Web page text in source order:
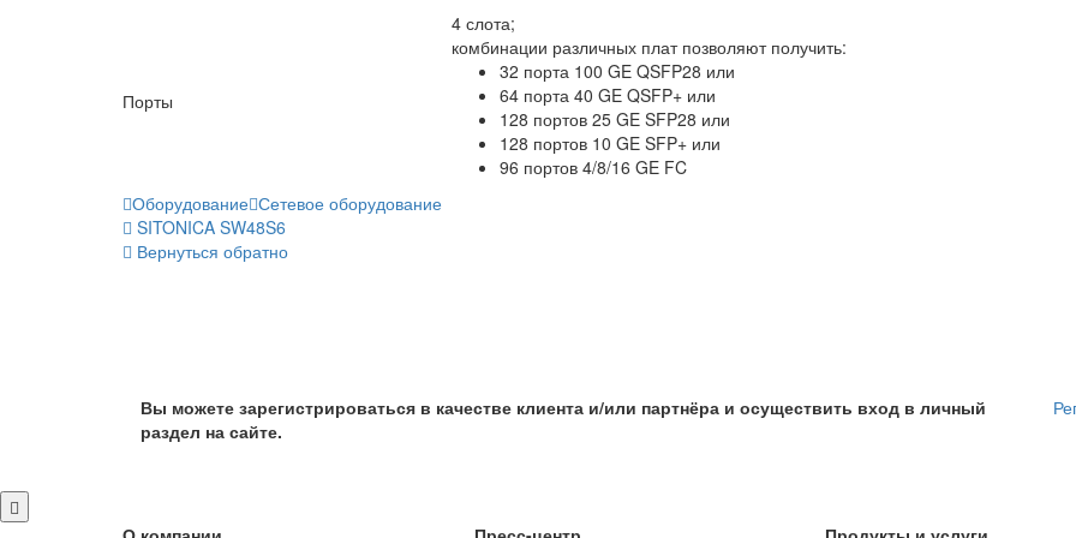
Порты
4 слота;
комбинации различных плат позволяют получить:
32 порта 100 GE QSFP28 или
64 порта 40 GE QSFP+ или
128 портов 25 GE SFP28 или
128 портов 10 GE SFP+ или
96 портов 4/8/16 GE FC
Оборудование Сетевое оборудование
SITONICA SW48S6
Вернуться обратно
Вы можете зарегистрироваться в качестве клиента и/или партнёра и осуществить вход в личный
раздел на сайте.